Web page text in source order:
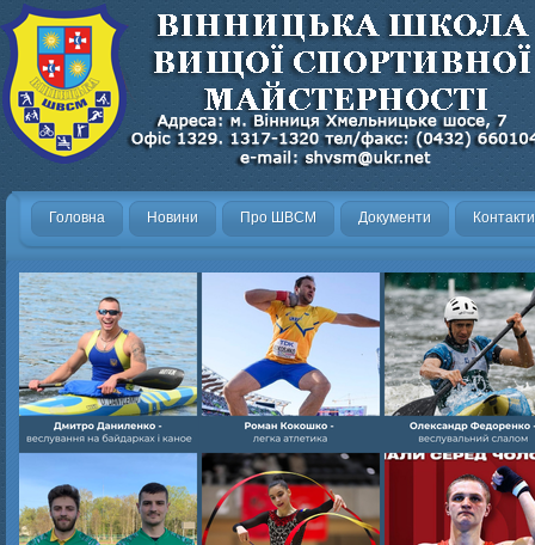
Головна Новини Про ШВСМ Документи Контакти